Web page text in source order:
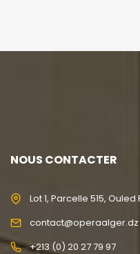
NOUS CONTACTER
Lot 1, Parcelle 515,
contact@operaalger.dz
+213 (0) 20 27 79 97